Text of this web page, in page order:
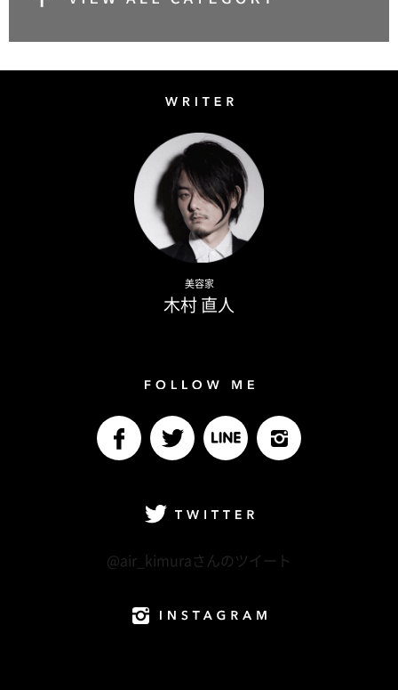
美容家
木村 直人
@air_kimuraさんのツイート